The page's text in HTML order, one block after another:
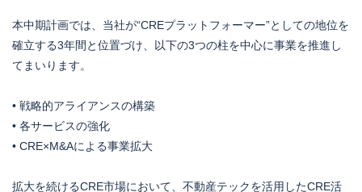
本中期計画では、当社が“CREプラットフォーマー”としての地位を
確立する3年間と位置づけ、以下の3つの柱を中心に事業を推進し
てまいります。
• 戦略的アライアンスの構築
• 各サービスの強化
• CRE×M&Aによる事業拡大
拡大を続けるCRE市場において、不動産テックを活用したCRE活